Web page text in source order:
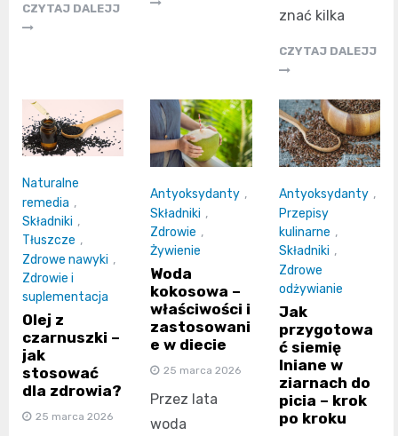
CZYTAJ DALEJJ
znać kilka
CZYTAJ DALEJJ
Naturalne
remedia ,
Składniki ,
Tłuszcze ,
Zdrowe nawyki ,
Zdrowie i
suplementacja
Olej z
czarnuszki –
jak
stosować
dla zdrowia?
25 marca 2026
Antyoksydanty ,
Składniki ,
Zdrowie ,
Żywienie
Woda
kokosowa –
właściwości i
zastosowani
e w diecie
25 marca 2026
Przez lata
woda
Antyoksydanty ,
Przepisy
kulinarne ,
Składniki ,
Zdrowe
odżywianie
Jak
przygotowa
ć siemię
lniane w
ziarnach do
picia – krok
po kroku